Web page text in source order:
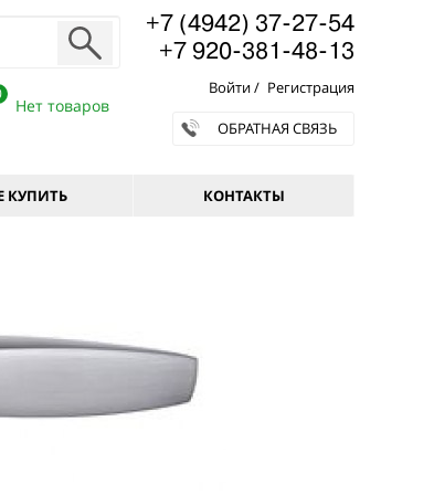
+7 (4942) 37-27-54
+7 920-381-48-13
Войти/ Регистрация
ОБРАТНАЯ СВЯЗЬ
КУПИТЬ КОНТАКТЫ